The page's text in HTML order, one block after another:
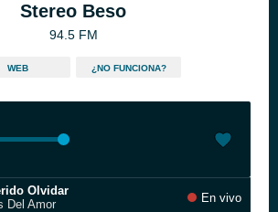
Stereo Beso
94.5 FM
WEB ¿NO FUNCIONA?
Olvidar
Del Amor
En vivo